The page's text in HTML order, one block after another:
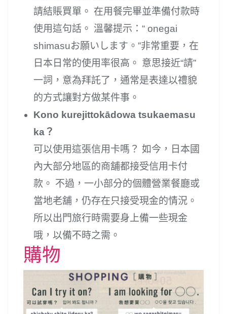
請結賬買單。 在用餐完畢並準備付款時
使用這句話。 溫馨提示：“ onegai
shimasuお願いします。”非常重要，在
日本日常的使用率很高。 意思接近“請”
一詞，意為拜託了，通常是表達以禮貌
的方式讓對方做某件事。
Kono kurejittokādowa tsukaemasu
ka？
可以使用這張信用卡嗎？ 如今，日本國
內大部分地區的商舖都接受信用卡付
款。 不過，一小部分的個體營業餐廳或
當地老舖，仍存在只接受現金的情況。
所以出門旅行時需要身上備一些現金
哦，以備不時之需。
購物